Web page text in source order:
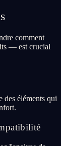
comment
— est crucial
des éléments qui